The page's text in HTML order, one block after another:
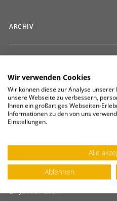
ARCHIV
Juli 2026
Juni 2026
Mai 2026
Februar 2026
Januar 2026
Wir verwenden Cookies
Wir können diese zur Analyse
unsere Webseite zu verbessern,
Ihnen ein großartiges Webseiten-
Informationen zu den von uns
Einstellungen.
Alle
Ablehnen